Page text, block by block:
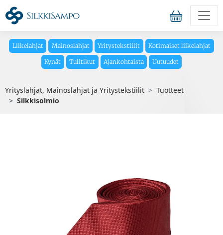
Liikelahjat Mainoslahjat Yritystekstiilit Kotimaiset liikelahjat
Kynät Tulitikut Ajankohtaista Uutuudet
Yrityslahjat, Mainoslahjat ja Yritystekstiilit
Tuotteet
Silkkisolmio